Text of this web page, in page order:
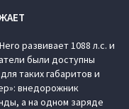
развивает 1088 л.с. и
были доступны
таких габаритов и
внедорожник
а на одном заряде